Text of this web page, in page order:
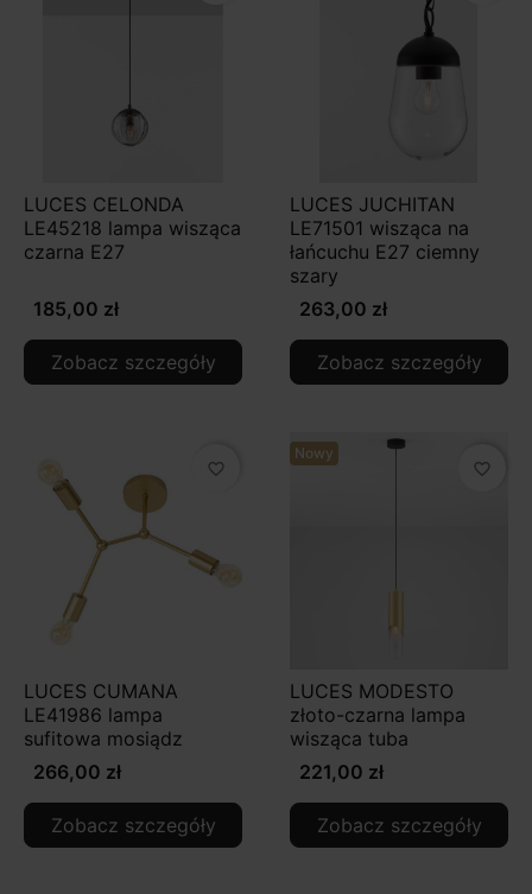
LUCES CELONDA
LE45218 lampa wisząca
czarna E27
185,00 zł
Zobacz szczegóły
LUCES JUCHITAN
LE71501 wisząca na
łańcuchu E27 ciemny
szary
263,00 zł
Zobacz szczegóły
favorite_border
LUCES CUMANA
LE41986 lampa
sufitowa mosiądz
266,00 zł
Zobacz szczegóły
Nowy
favorite_border
LUCES MODESTO
złoto-czarna lampa
wisząca tuba
221,00 zł
Zobacz szczegóły